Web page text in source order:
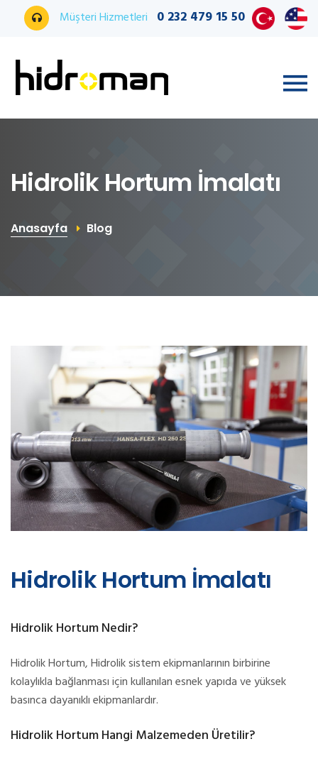
Müşteri Hizmetleri 0 232 479 15 50
Hidrolik Hortum İmalatı
Anasayfa Blog
Hidrolik Hortum İmalatı
Hidrolik Hortum Nedir?
Hidrolik Hortum, Hidrolik sistem ekipmanlarının birbirine
kolaylıkla bağlanması için kullanılan esnek yapıda ve yüksek
basınca dayanıklı ekipmanlardır.
Hidrolik Hortum Hangi Malzemeden Üretilir?